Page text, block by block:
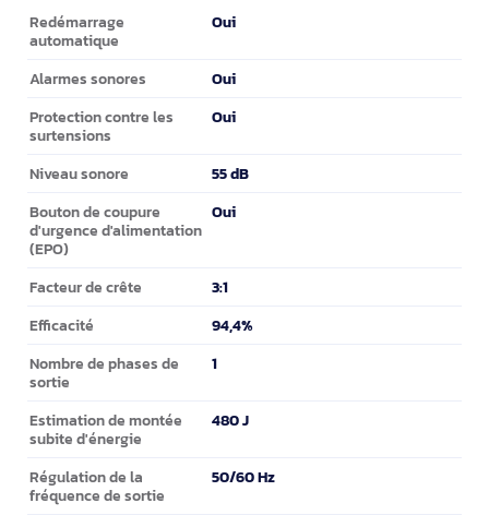
Caractéristiques
Redémarrage
automatique
Oui
Alarmes sonores Oui
Protection contre les
surtensions
Oui
Niveau sonore 55 dB
Bouton de coupure
d'urgence d'alimentation
(EPO)
Oui
Facteur de crête 3:1
Efficacité 94,4%
Nombre de phases de
sortie
1
Estimation de montée
subite d'énergie
480 J
Régulation de la
fréquence de sortie
50/60 Hz